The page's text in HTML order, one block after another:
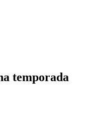
temporada